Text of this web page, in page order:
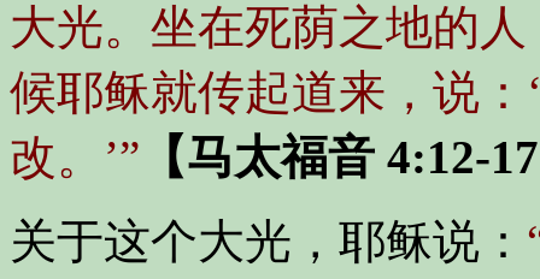
大光。坐在死荫之地的
候耶稣就传起道来，说
改。’” 【马太福音 4:12-
关于这个大光，耶稣说：